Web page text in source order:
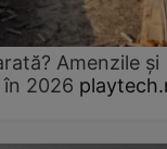
Amenzile și
2026